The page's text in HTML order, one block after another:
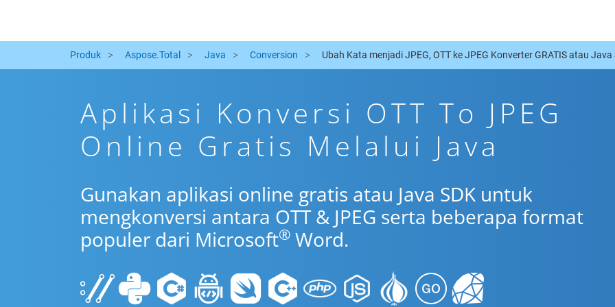
Produk Aspose.Total Java Conversion Ubah Kata menjadi JPEG, OTT ke JPEG Konverter GRATIS atau Java
Aplikasi Konversi OTT To JPEG
Online Gratis Melalui Java
Gunakan aplikasi online gratis atau Java SDK untuk
mengkonversi antara OTT & JPEG serta beberapa format
populer dari Microsoft® Word.